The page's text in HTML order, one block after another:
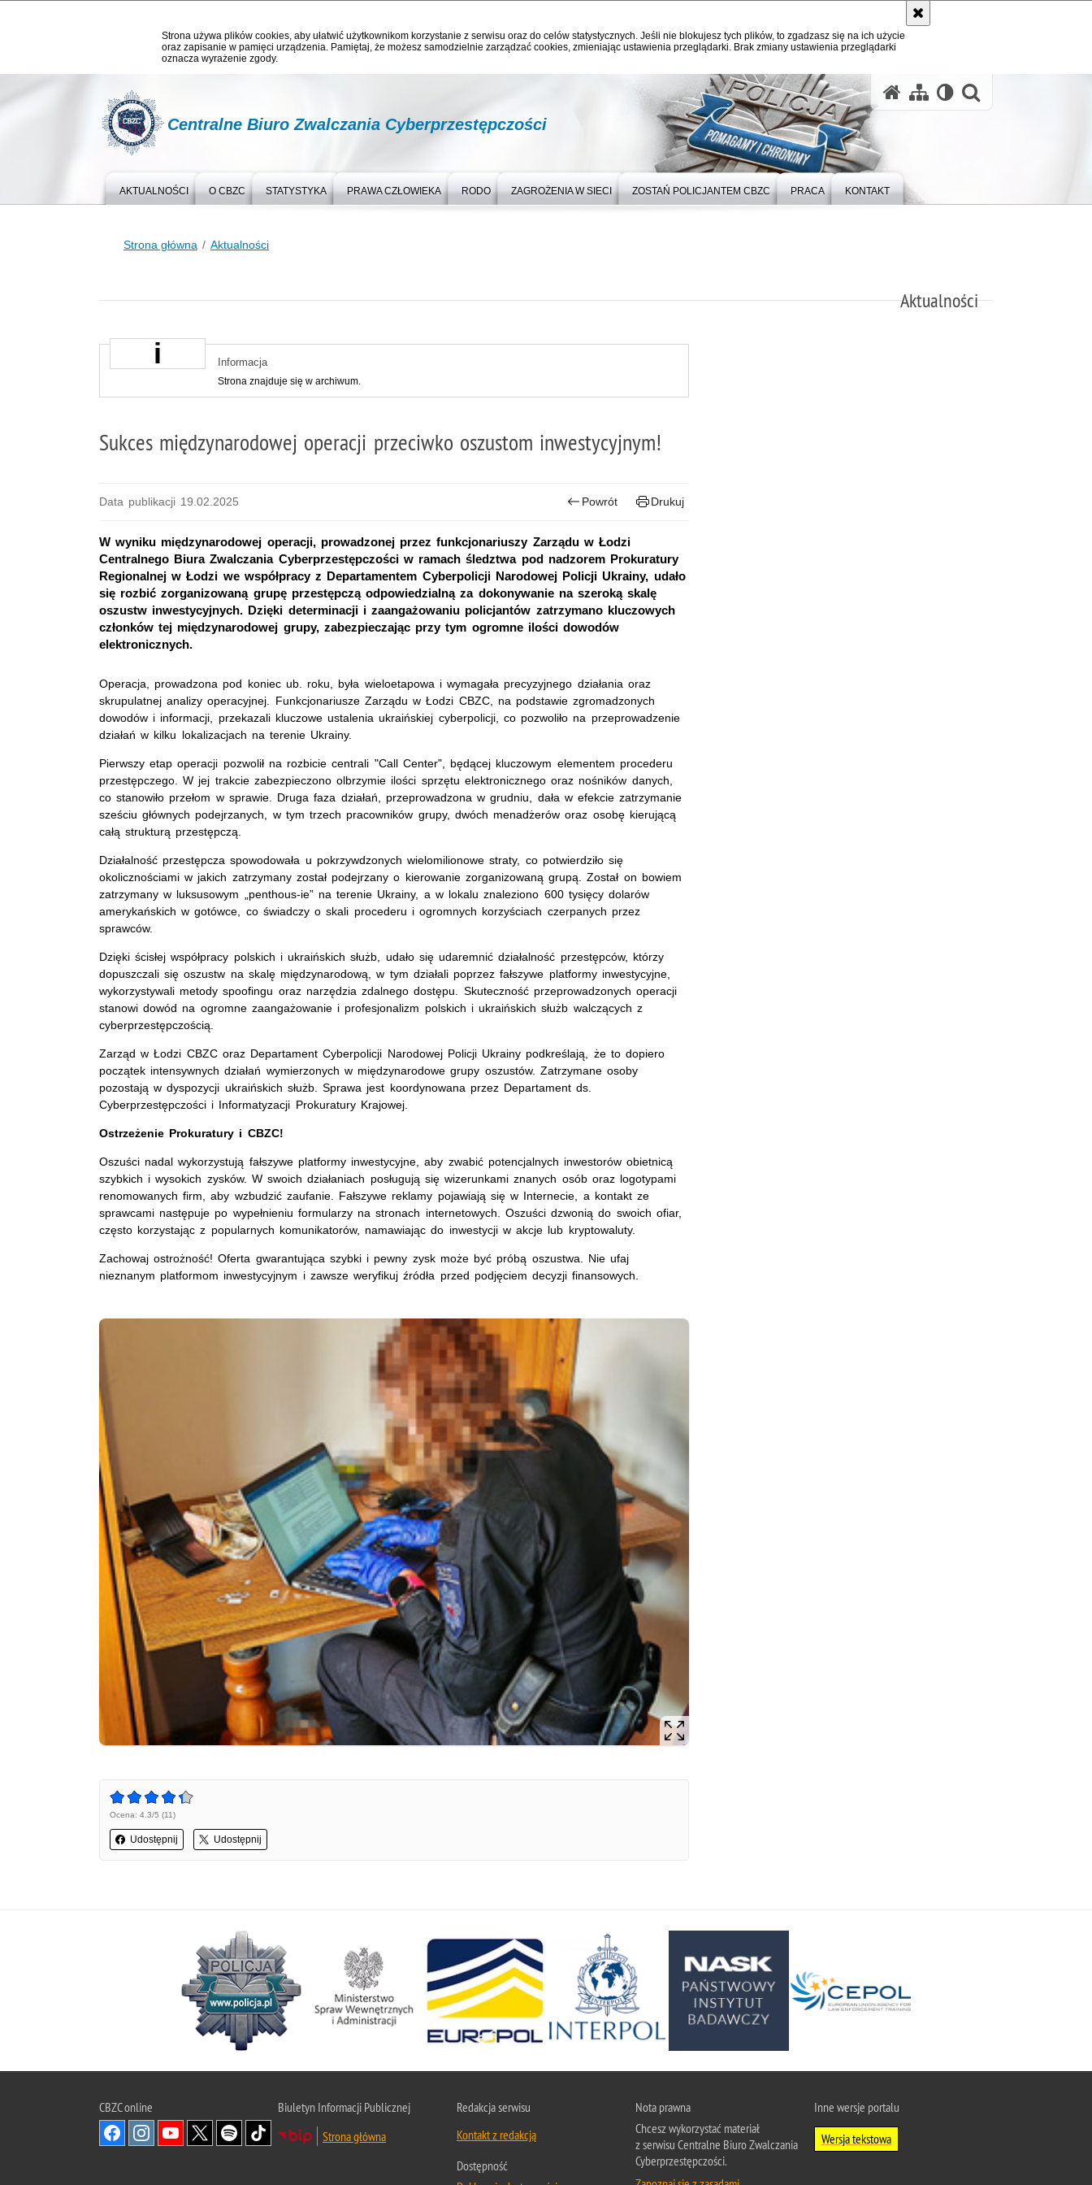
Strona używa plików cookies, aby ułatwić użytkownikom korzystanie z serwisu oraz do celów statystycznych. Jeśli nie blokujesz tych plików, to zgadzasz się na ich użycie
oraz zapisanie w pamięci urządzenia. Pamiętaj, że możesz samodzielnie zarządzać cookies, zmieniając ustawienia przeglądarki. Brak zmiany ustawienia przeglądarki
oznacza wyrażenie zgody.
Centralne Biuro Zwalczania Cyberprzestępczości
AKTUALNOŚCI O CBZC STATYSTYKA PRAWA CZŁOWIEKA RODO ZAGROŻENIA W SIECI ZOSTAŃ POLICJANTEM CBZC PRACA KONTAKT
Strona główna Aktualności
Aktualności
Informacja
Strona znajduje się w archiwum.
Sukces międzynarodowej operacji przeciwko oszustom inwestycyjnym!
Data publikacji 19.02.2025 Powrót Drukuj
W wyniku międzynarodowej operacji, prowadzonej przez funkcjonariuszy Zarządu w Łodzi
Centralnego Biura Zwalczania Cyberprzestępczości w ramach śledztwa pod nadzorem Prokuratury
Regionalnej w Łodzi we współpracy z Departamentem Cyberpolicji Narodowej Policji Ukrainy, udało
się rozbić zorganizowaną grupę przestępczą odpowiedzialną za dokonywanie na szeroką skalę
oszustw inwestycyjnych. Dzięki determinacji i zaangażowaniu policjantów zatrzymano kluczowych
członków tej międzynarodowej grupy, zabezpieczając przy tym ogromne ilości dowodów
elektronicznych.
Operacja, prowadzona pod koniec ub. roku, była wieloetapowa i wymagała precyzyjnego działania oraz
skrupulatnej analizy operacyjnej. Funkcjonariusze Zarządu w Łodzi CBZC, na podstawie zgromadzonych
dowodów i informacji, przekazali kluczowe ustalenia ukraińskiej cyberpolicji, co pozwoliło na przeprowadzenie
działań w kilku lokalizacjach na terenie Ukrainy.
Pierwszy etap operacji pozwolił na rozbicie centrali "Call Center", będącej kluczowym elementem procederu
przestępczego. W jej trakcie zabezpieczono olbrzymie ilości sprzętu elektronicznego oraz nośników danych,
co stanowiło przełom w sprawie. Druga faza działań, przeprowadzona w grudniu, dała w efekcie zatrzymanie
sześciu głównych podejrzanych, w tym trzech pracowników grupy, dwóch menadżerów oraz osobę kierującą
całą strukturą przestępczą.
Działalność przestępcza spowodowała u pokrzywdzonych wielomilionowe straty, co potwierdziło się
okolicznościami w jakich zatrzymany został podejrzany o kierowanie zorganizowaną grupą. Został on bowiem
zatrzymany w luksusowym „penthous-ie” na terenie Ukrainy, a w lokalu znaleziono 600 tysięcy dolarów
amerykańskich w gotówce, co świadczy o skali procederu i ogromnych korzyściach czerpanych przez
sprawców.
Dzięki ścisłej współpracy polskich i ukraińskich służb, udało się udaremnić działalność przestępców, którzy
dopuszczali się oszustw na skalę międzynarodową, w tym działali poprzez fałszywe platformy inwestycyjne,
wykorzystywali metody spoofingu oraz narzędzia zdalnego dostępu. Skuteczność przeprowadzonych operacji
stanowi dowód na ogromne zaangażowanie i profesjonalizm polskich i ukraińskich służb walczących z
cyberprzestępczością.
Zarząd w Łodzi CBZC oraz Departament Cyberpolicji Narodowej Policji Ukrainy podkreślają, że to dopiero
początek intensywnych działań wymierzonych w międzynarodowe grupy oszustów. Zatrzymane osoby
pozostają w dyspozycji ukraińskich służb. Sprawa jest koordynowana przez Departament ds.
Cyberprzestępczości i Informatyzacji Prokuratury Krajowej.
Ostrzeżenie Prokuratury i CBZC!
Oszuści nadal wykorzystują fałszywe platformy inwestycyjne, aby zwabić potencjalnych inwestorów obietnicą
szybkich i wysokich zysków. W swoich działaniach posługują się wizerunkami znanych osób oraz logotypami
renomowanych firm, aby wzbudzić zaufanie. Fałszywe reklamy pojawiają się w Internecie, a kontakt ze
sprawcami następuje po wypełnieniu formularzy na stronach internetowych. Oszuści dzwonią do swoich ofiar,
często korzystając z popularnych komunikatorów, namawiając do inwestycji w akcje lub kryptowaluty.
Zachowaj ostrożność! Oferta gwarantująca szybki i pewny zysk może być próbą oszustwa. Nie ufaj
nieznanym platformom inwestycyjnym i zawsze weryfikuj źródła przed podjęciem decyzji finansowych.
Ocena: 4.3/5 (11)
Udostępnij Udostępnij
CBZC online
Biuletyn Informacji Publicznej
Strona główna
Redakcja serwisu
Kontakt z redakcją
Dostępność
Nota prawna
Chcesz wykorzystać materiał
z serwisu Centralne Biuro Zwalczania
Cyberprzestępczości.
Inne wersje portalu
Wersja tekstowa